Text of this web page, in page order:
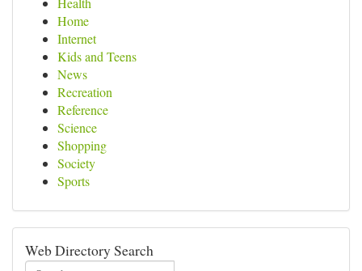
Home
Internet
Kids and Teens
News
Recreation
Reference
Science
Shopping
Society
Sports
Web Directory Search